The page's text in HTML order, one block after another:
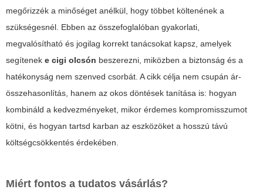
megőrizzék a minőséget anélkül, hogy többet költenének a
szükségesnél. Ebben az összefoglalóban gyakorlati,
megvalósítható és jogilag korrekt tanácsokat kapsz, amelyek
segítenek e cigi olcsón beszerezni, miközben a biztonság és a
hatékonyság nem szenved csorbát. A cikk célja nem csupán ár-
összehasonlítás, hanem az okos döntések tanítása is: hogyan
kombináld a kedvezményeket, mikor érdemes kompromisszumot
kötni, és hogyan tartsd karban az eszközöket a hosszú távú
költségcsökkentés érdekében.
Miért fontos a tudatos vásárlás?